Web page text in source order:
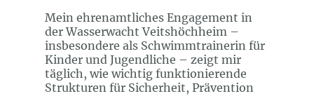
Mein ehrenamtliches Engagement in
der Wasserwacht Veitshöchheim –
insbesondere als Schwimmtrainerin für
Kinder und Jugendliche – zeigt mir
täglich, wie wichtig funktionierende
Strukturen für Sicherheit, Prävention